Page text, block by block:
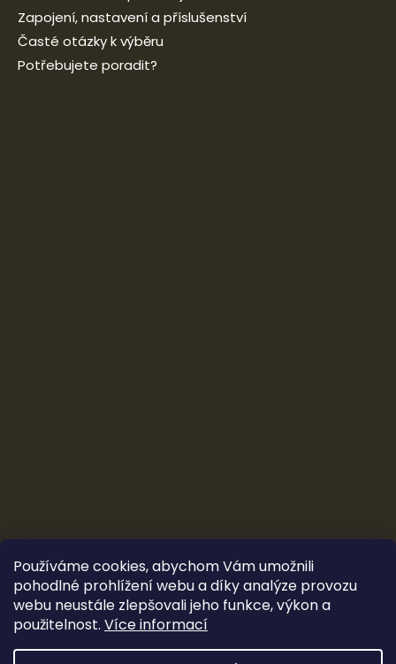
Používáme cookies, abychom Vám umožnili
pohodlné prohlížení webu a díky analýze provozu
webu neustále zlepšovali jeho funkce, výkon a
použitelnost. Více informací
Zapojení, nastavení a příslušenství
Časté otázky k výběru
Potřebujete poradit?
Vytvořil Shoptet&Ludec